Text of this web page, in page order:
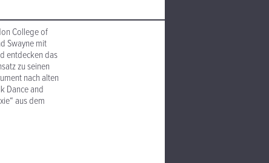
College of
Swayne mit
entdecken das
zu seinen
nach alten
Dance and
aus dem